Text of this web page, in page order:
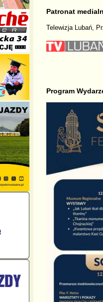
Patronat
Telewizja Lubań,
Program